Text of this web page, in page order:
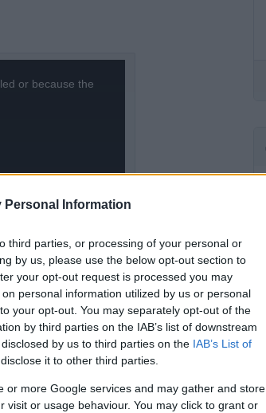
Personal Information
third parties, or processing of your personal or
by us, please use the below opt-out section to
your opt-out request is processed you may
personal information utilized by us or personal
your opt-out. You may separately opt-out of the
by third parties on the IAB’s list of downstream
by us to third parties on the IAB’s List of
it to other third parties.
or more Google services and may gather and store
visit or usage behaviour. You may click to grant or
or because the